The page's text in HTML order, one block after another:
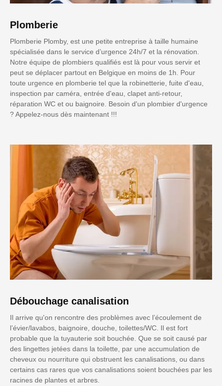
Plomberie
Plomberie Plomby, est une petite entreprise à taille humaine
spécialisée dans le service d’urgence 24h/7 et la rénovation.
Notre équipe de plombiers qualifiés est là pour vous servir et
peut se déplacer partout en Belgique en moins de 1h. Pour
toute urgence en plomberie tel que la robinetterie, fuite d'eau,
inspection par caméra, entrée d'eau, clapet anti-retour,
réparation WC et ou baignoire. Besoin d'un plombier d'urgence
? Appelez-nous dès maintenant !!!
Débouchage canalisation
Il arrive qu'on rencontre des problèmes avec l’écoulement de
l’évier/lavabos, baignoire, douche, toilettes/WC. Il est fort
probable que la tuyauterie soit bouchée. Que se soit causé par
des lingettes jetées dans la toilette, par une accumulation de
cheveux ou nourriture qui obstruent les canalisations, ou dans
certains cas rares que vos canalisations soient bouchées par les
racines de plantes et arbres.